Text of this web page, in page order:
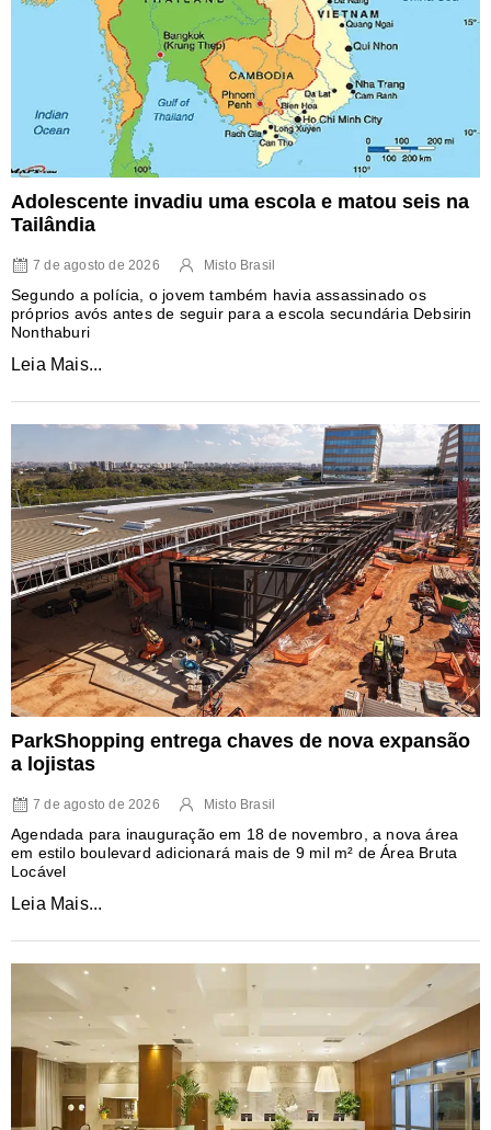
Adolescente invadiu uma escola e matou seis na
Tailândia
7 de agosto de 2026 Misto Brasil
Segundo a polícia, o jovem também havia assassinado os
próprios avós antes de seguir para a escola secundária Debsirin
Nonthaburi
Leia Mais...
ParkShopping entrega chaves de nova expansão
a lojistas
7 de agosto de 2026 Misto Brasil
Agendada para inauguração em 18 de novembro, a nova área
em estilo boulevard adicionará mais de 9 mil m² de Área Bruta
Locável
Leia Mais...